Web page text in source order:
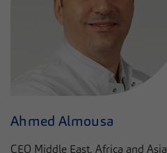
Ahmed Almousa
CEO Middle East, Africa and Asia